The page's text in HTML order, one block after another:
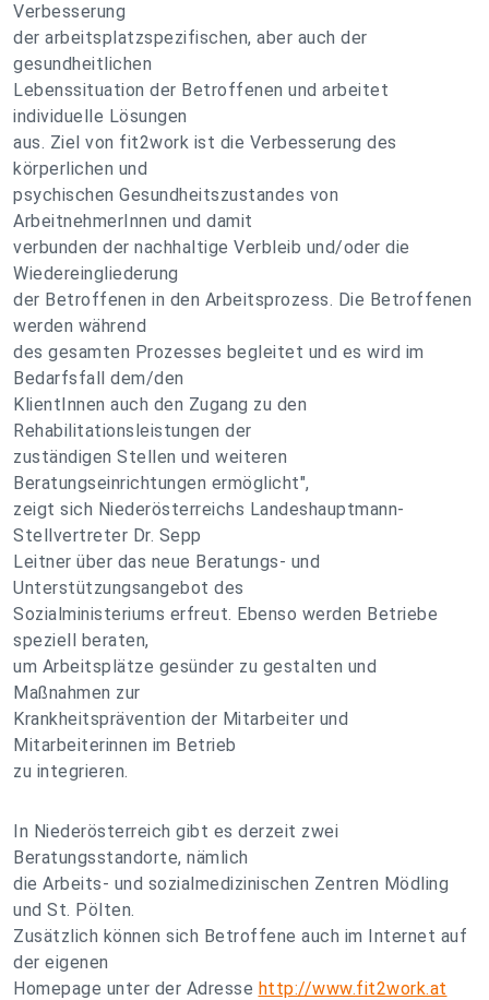
Verbesserung
der arbeitsplatzspezifischen, aber auch der
gesundheitlichen
Lebenssituation der Betroffenen und arbeitet
individuelle Lösungen
aus. Ziel von fit2work ist die Verbesserung des
körperlichen und
psychischen Gesundheitszustandes von
ArbeitnehmerInnen und damit
verbunden der nachhaltige Verbleib und/oder die
Wiedereingliederung
der Betroffenen in den Arbeitsprozess. Die Betroffenen
werden während
des gesamten Prozesses begleitet und es wird im
Bedarfsfall dem/den
KlientInnen auch den Zugang zu den
Rehabilitationsleistungen der
zuständigen Stellen und weiteren
Beratungseinrichtungen ermöglicht",
zeigt sich Niederösterreichs Landeshauptmann-
Stellvertreter Dr. Sepp
Leitner über das neue Beratungs- und
Unterstützungsangebot des
Sozialministeriums erfreut. Ebenso werden Betriebe
speziell beraten,
um Arbeitsplätze gesünder zu gestalten und
Maßnahmen zur
Krankheitsprävention der Mitarbeiter und
Mitarbeiterinnen im Betrieb
zu integrieren.
In Niederösterreich gibt es derzeit zwei
Beratungsstandorte, nämlich
die Arbeits- und sozialmedizinischen Zentren Mödling
und St. Pölten.
Zusätzlich können sich Betroffene auch im Internet auf
der eigenen
Homepage unter der Adresse http://www.fit2work.at